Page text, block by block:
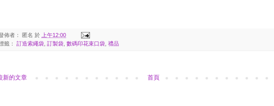
佈者： 匿名 於
上午12:00
籤： 訂造索繩袋 訂製袋 數碼印花束口袋 禮品
新的文章 首頁